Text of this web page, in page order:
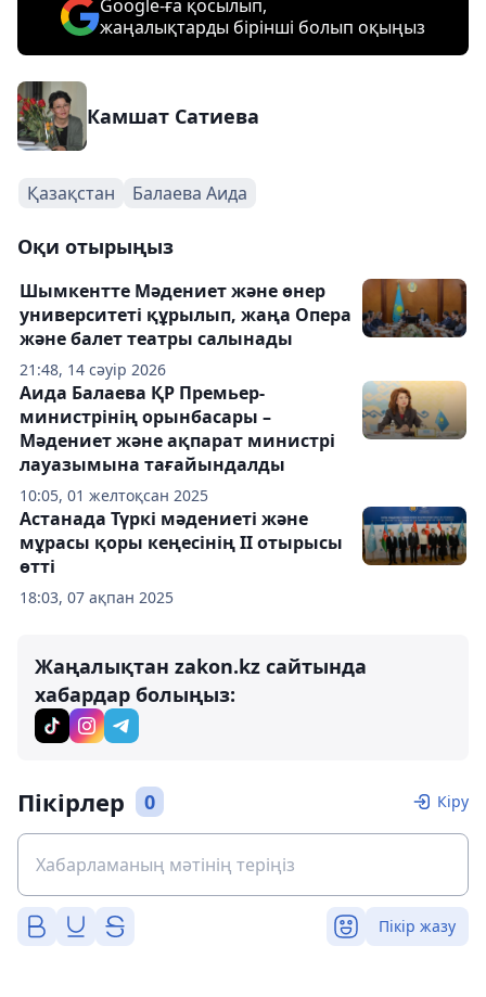
Google-ға қосылып,
жаңалықтарды бірінші болып оқыңыз
Камшат Сатиева
Қазақстан Балаева Аида
Оқи отырыңыз
21:48, 14 сәуір 2026
Шымкентте Мәдениет және өнер
университеті құрылып, жаңа Опера
және балет театры салынады
10:05, 01 желтоқсан 2025
Аида Балаева ҚР Премьер-
министрінің орынбасары –
Мәдениет және ақпарат министрі
лауазымына тағайындалды
18:03, 07 ақпан 2025
Астанада Түркі мәдениеті және
мұрасы қоры кеңесінің ІІ отырысы
өтті
Жаңалықтан zakon.kz сайтында
хабардар болыңыз:
Пікірлер 0 Кіру
Пікір жазу